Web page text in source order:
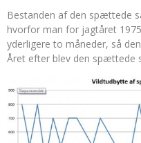
Bestanden af den spættede
hvorfor man for jagtåret
yderligere to måneder, så
Året efter blev den spættede